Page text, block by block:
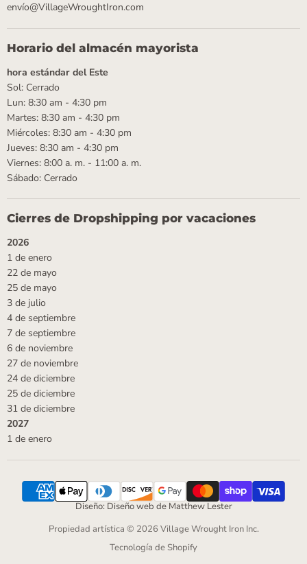
envío@VillageWroughtIron.com
Horario del almacén mayorista
hora estándar del Este
Sol: Cerrado
Lun: 8:30 am - 4:30 pm
Martes: 8:30 am - 4:30 pm
Miércoles: 8:30 am - 4:30 pm
Jueves: 8:30 am - 4:30 pm
Viernes: 8:00 a. m. - 11:00 a. m.
Sábado: Cerrado
Cierres de Dropshipping por vacaciones
2026
1 de enero
22 de mayo
25 de mayo
3 de julio
4 de septiembre
7 de septiembre
6 de noviembre
27 de noviembre
24 de diciembre
25 de diciembre
31 de diciembre
2027
1 de enero
Diseño: Diseño web de Matthew Lester
Propiedad artística © 2026 Village Wrought Iron Inc.
Tecnología de Shopify